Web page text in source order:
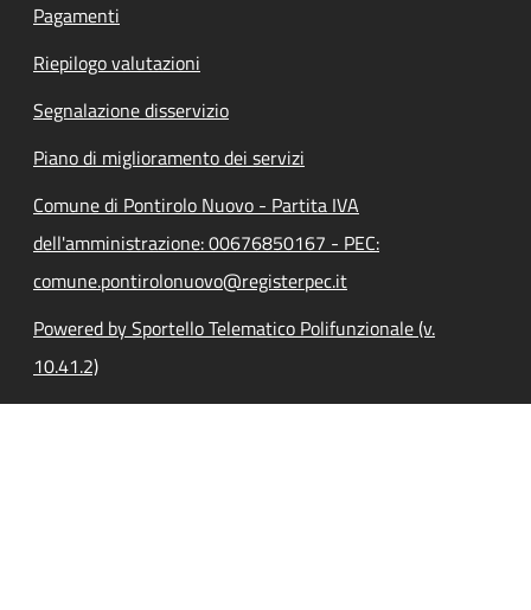
Pagamenti
Riepilogo valutazioni
Segnalazione disservizio
Piano di miglioramento dei servizi
Comune di Pontirolo Nuovo - Partita IVA
dell'amministrazione: 00676850167 - PEC:
comune.pontirolonuovo@registerpec.it
Powered by Sportello Telematico Polifunzionale (v.
10.41.2)